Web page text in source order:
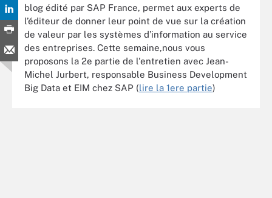
blog édité par SAP France, permet aux experts de
l’éditeur de donner leur point de vue sur la création
de valeur par les systèmes d’information au service
des entreprises. Cette semaine,nous vous
proposons la 2e partie de l'entretien avec Jean-
Michel Jurbert, responsable Business Development
Big Data et EIM chez SAP (lire la 1ere partie)